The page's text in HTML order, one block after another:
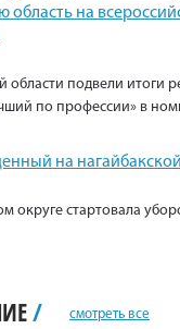
область на
области подвели итоги
по профессии» в
на
округе стартовала
/ смотреть все